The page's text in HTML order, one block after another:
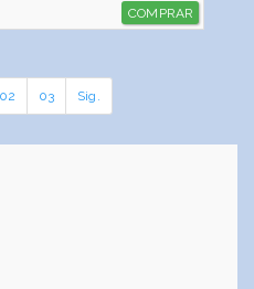
COMPRAR
02 03 Sig.